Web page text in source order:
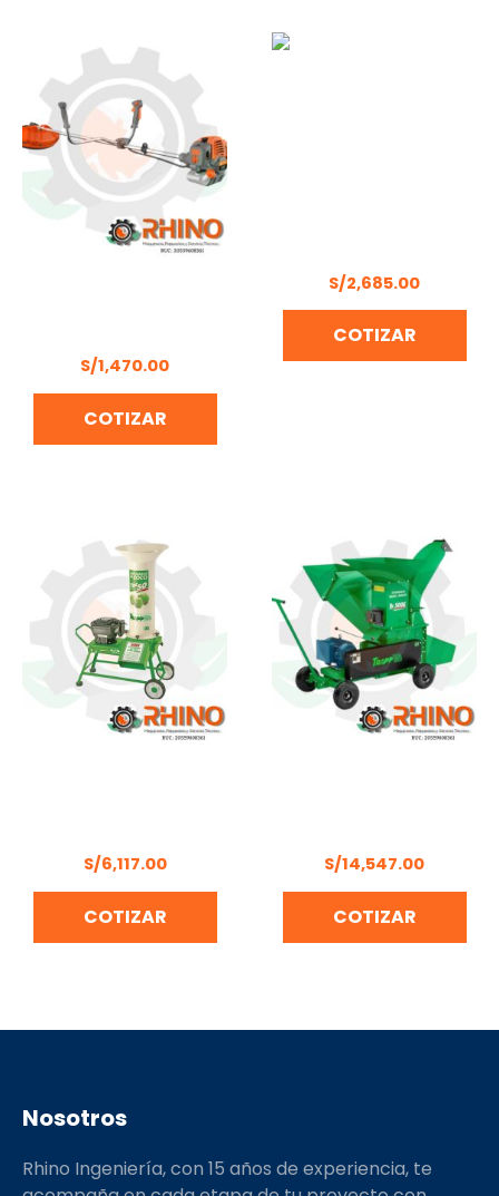
S/1,470.00
COTIZAR
S/2,685.00
COTIZAR
S/6,117.00
COTIZAR
S/14,547.00
COTIZAR
Nosotros
Rhino Ingeniería, con 15 años de experiencia, te